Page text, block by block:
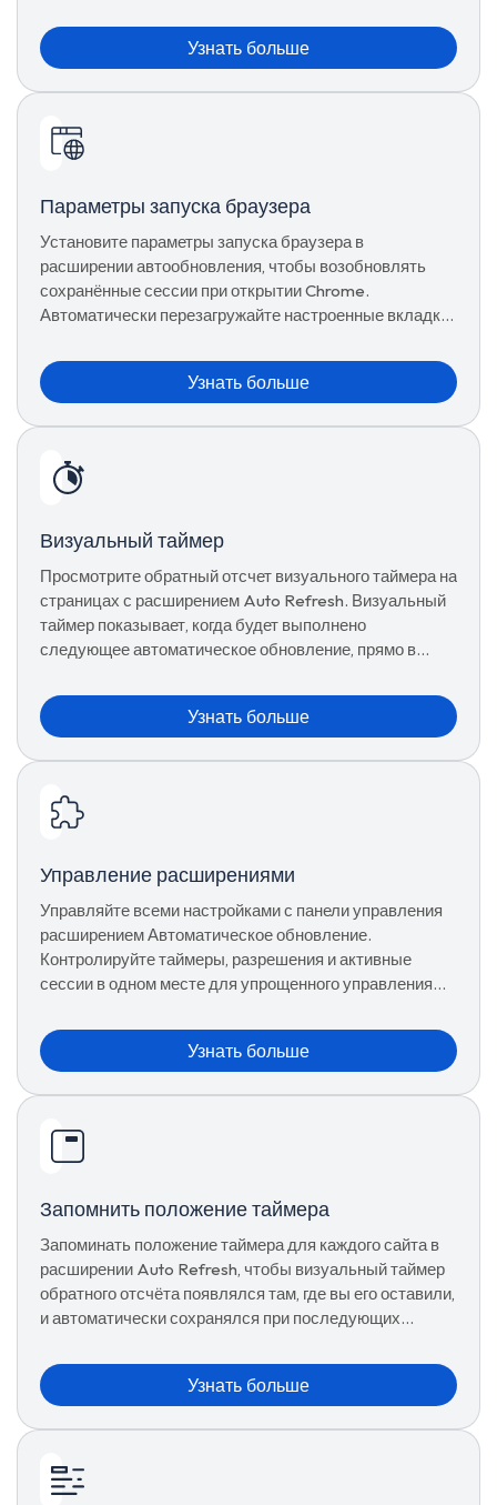
Узнать больше
Параметры запуска браузера
Установите параметры запуска браузера в
расширении автообновления, чтобы возобновлять
сохранённые сессии при открытии Chrome.
Автоматически перезагружайте настроенные вкладки
Узнать больше
Визуальный таймер
Просмотрите обратный отсчет визуального таймера на
страницах с расширением Auto Refresh. Визуальный
таймер показывает, когда будет выполнено
следующее автоматическое обновление, прямо в
Узнать больше
Управление расширениями
Управляйте всеми настройками с панели управления
расширением Автоматическое обновление.
Контролируйте таймеры, разрешения и активные
сессии в одном месте для упрощенного управления
Узнать больше
Запомнить положение таймера
Запоминать положение таймера для каждого сайта в
расширении Auto Refresh, чтобы визуальный таймер
обратного отсчёта появлялся там, где вы его оставили,
и автоматически сохранялся при последующих
Узнать больше